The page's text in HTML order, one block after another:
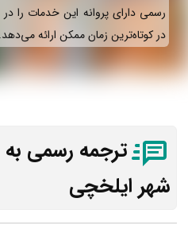
رسمی دارای پروانه این خدمات را
در کوتاه‌ترین زمان ممکن ارائه می‌دهد.
ترجمه رسمی به
شهر ایلخچی